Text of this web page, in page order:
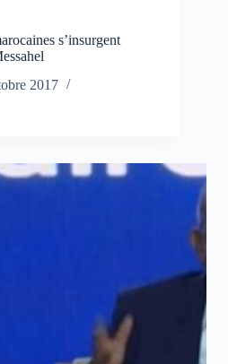
s’insurgent
2017